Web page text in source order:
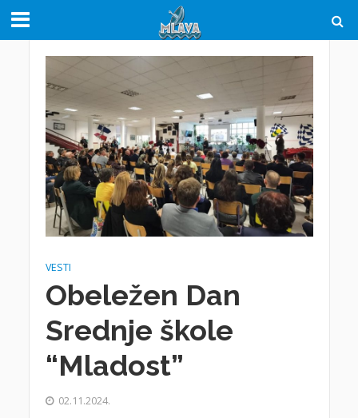
VESTI
Obeležen Dan
Srednje škole
“Mladost”
02.11.2024.